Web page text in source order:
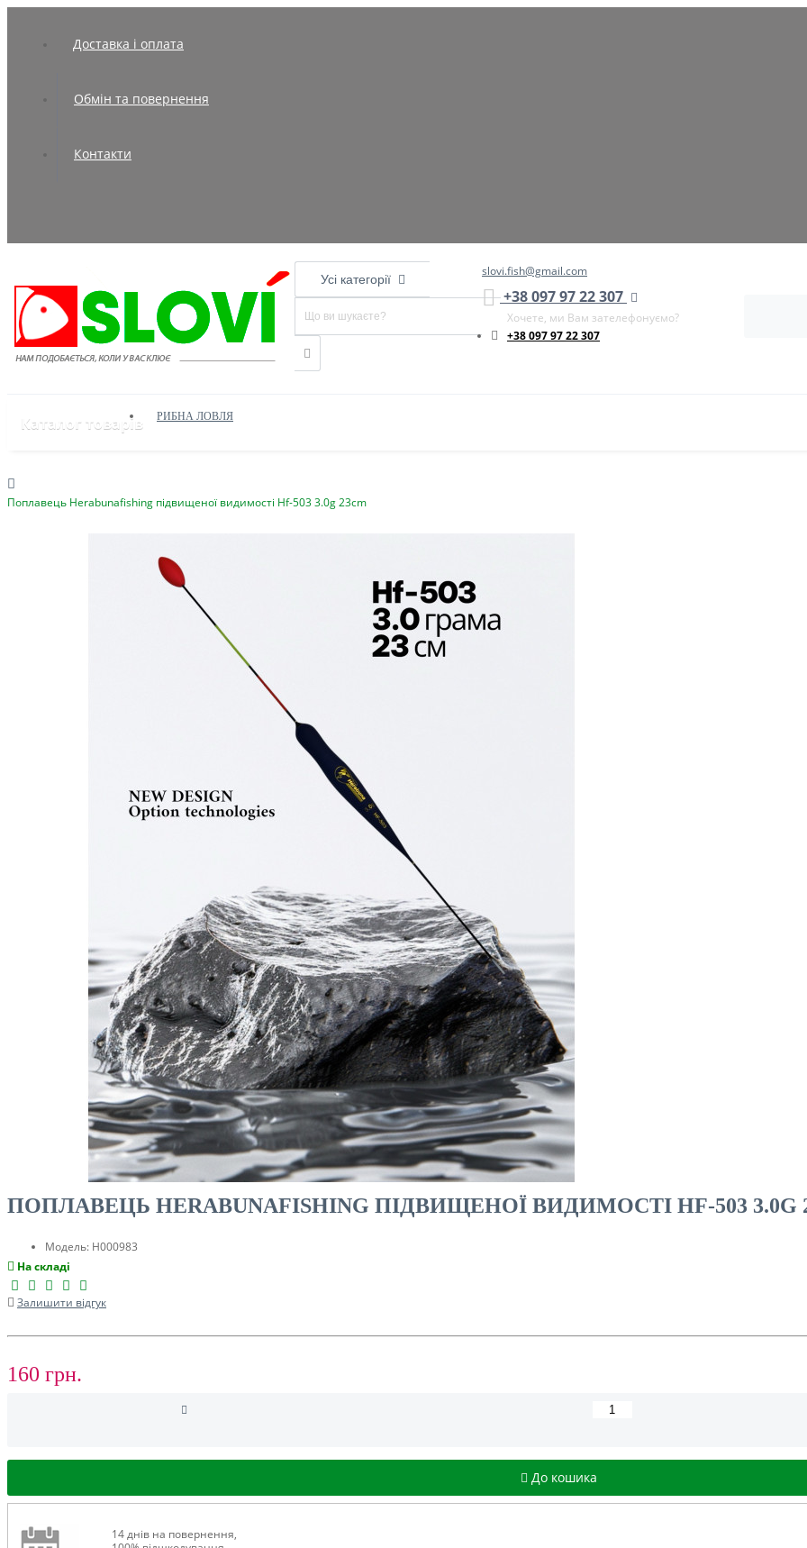
Доставка і оплата
Обмін та повернення
Контакти
Усі категорії
slovi.fish@gmail.com
+38 097 97 22 307
Хочете, ми Вам зателефонуємо?
+38 097 97 22 307
Каталог товарів РИБНА ЛОВЛЯ
Поплавець Herabunafishing підвищеної видимості Hf-503 3.0g 23cm
ПОПЛАВЕЦЬ HERABUNAFISHING ПІДВИЩЕНОЇ ВИДИМОСТІ HF-503 3.0G
Модель: H000983
На складі
Залишити відгук
160 грн.
До кошика
14 днів на повернення,